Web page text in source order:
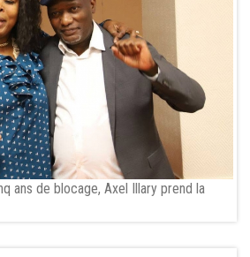
ans de blocage, Axel Illary prend la